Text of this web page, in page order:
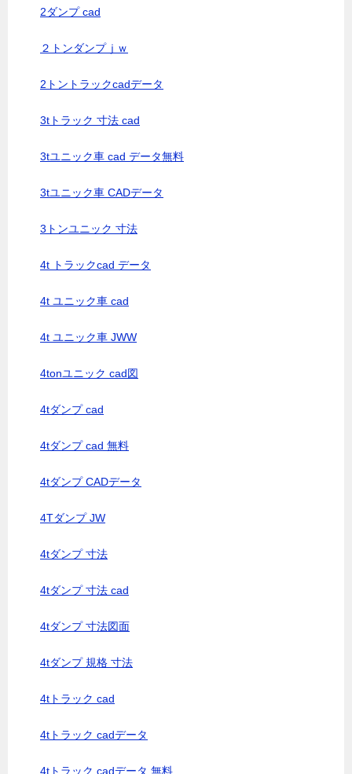
2ダンプ cad
２トンダンプｊｗ
2トントラックcadデータ
3tトラック 寸法 cad
3tユニック車 cad データ無料
3tユニック車 CADデータ
3トンユニック 寸法
4t トラックcad データ
4t ユニック車 cad
4t ユニック車 JWW
4tonユニック cad図
4tダンプ cad
4tダンプ cad 無料
4tダンプ CADデータ
4Tダンプ JW
4tダンプ 寸法
4tダンプ 寸法 cad
4tダンプ 寸法図面
4tダンプ 規格 寸法
4tトラック cad
4tトラック cadデータ
4tトラック cadデータ 無料